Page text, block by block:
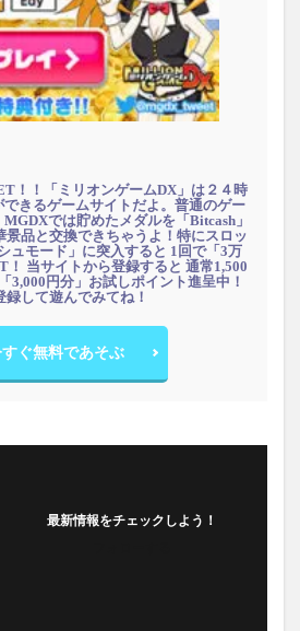
！！「ミリオンゲームDX」は２４時
できるゲームサイトだよ。普通のゲー
では貯めたメダルを「Bitcash」
景品と交換できちゃうよ！特にスロッ
ュモード」に突入すると 1回で「3万
！ 当サイトから登録すると 通常1,500
3,000円分」お試しポイント進呈中！
録して遊んでみてね！
ぐ無料であそぶ
最新情報をチェックしよう！